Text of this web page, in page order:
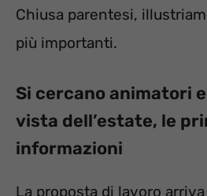
Chiusa parentesi,
più importanti.
Si cercano animatori
vista dell’estate, le
informazioni
La proposta di lavoro arriva